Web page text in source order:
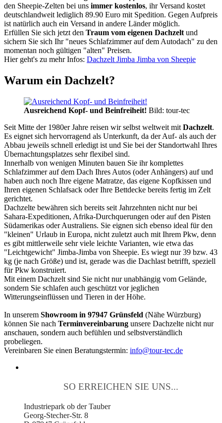
den Sheepie-Zelten bei uns immer kostenlos, ihr Versand kostet
deutschlandweit lediglich 89.90 Euro mit Spedition. Gegen Aufpreis
ist natürlich auch ein Versand in andere Länder möglich.
Erfüllen Sie sich jetzt den Traum vom eigenen Dachzelt und
sichern Sie sich Ihr "neues Schlafzimmer auf dem Autodach" zu den
momentan noch gültigen "alten" Preisen.
Hier geht's zu mehr Infos: Dachzelt Jimba Jimba von Sheepie
Warum ein Dachzelt?
Ausreichend Kopf- und Beinfreiheit! Bild: tour-tec
Seit Mitte der 1980er Jahre reisen wir selbst weltweit mit Dachzelt.
Es eignet sich hervorragend als Unterkunft, da der Auf- als auch der
Abbau jeweils schnell erledigt ist und Sie bei der Standortwahl Ihres
Übernachtungsplatzes sehr flexibel sind.
Innerhalb von wenigen Minuten bauen Sie ihr komplettes
Schlafzimmer auf dem Dach Ihres Autos (oder Anhängers) auf und
haben auch noch Ihre eigene Matratze, das eigene Kopfkissen und
Ihren eigenen Schlafsack oder Ihre Bettdecke bereits fertig im Zelt
gerichtet.
Dachzelte bewähren sich bereits seit Jahrzehnten nicht nur bei
Sahara-Expeditionen, Afrika-Durchquerungen oder auf den Pisten
Südamerikas oder Australiens. Sie eignen sich ebenso ideal für den
"kleinen" Urlaub in Europa, nicht zuletzt auch mit Ihrem Pkw, denn
es gibt mittlerweile sehr viele leichte Varianten, wie etwa das
"Leichtgewicht" Jimba-Jimba von Sheepie. Es wiegt nur 39 bzw. 43
kg (je nach Größe) und ist, gerade was die Dachlast betrifft, speziell
für Pkw konstruiert.
Mit einem Dachzelt sind Sie nicht nur unabhängig vom Gelände,
sondern Sie schlafen auch geschützt vor jeglichen
Witterungseinflüssen und Tieren in der Höhe.
In unserem Showroom in 97947 Grünsfeld (Nähe Würzburg)
können Sie nach Terminvereinbarung unsere Dachzelte nicht nur
anschauen, sondern auch befühlen und selbstverständlich
probeliegen.
Vereinbaren Sie einen Beratungstermin: info@tour-tec.de
SO ERREICHEN SIE UNS...
Industriepark ob der Tauber
Georg-Stecher-Str. 8